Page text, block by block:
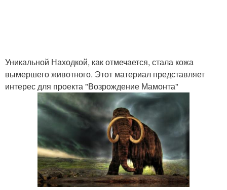
Уникальной Находкой, как отмечается, стала кожа
вымершего животного. Этот материал представляет
интерес для проекта "Возрождение Мамонта"